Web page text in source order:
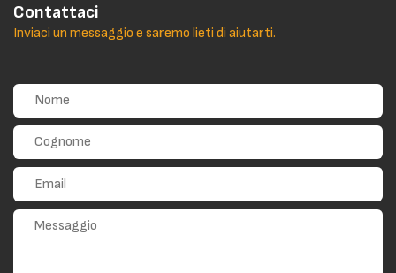
Contattaci
Inviaci un messaggio e saremo lieti di aiutarti.